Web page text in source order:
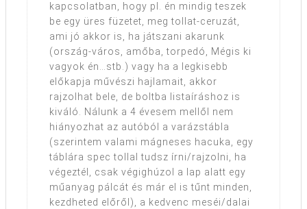
kapcsolatban, hogy pl. én mindig teszek
be egy üres füzetet, meg tollat-ceruzát,
ami jó akkor is, ha játszani akarunk
(ország-város, amőba, torpedó, Mégis ki
vagyok én…stb.) vagy ha a legkisebb
előkapja művészi hajlamait, akkor
rajzolhat bele, de boltba listaíráshoz is
kiváló. Nálunk a 4 évesem mellől nem
hiányozhat az autóból a varázstábla
(szerintem valami mágneses hacuka, egy
táblára spec tollal tudsz írni/rajzolni, ha
végeztél, csak végighúzol a lap alatt egy
műanyag pálcát és már el is tűnt minden,
kezdheted előről), a kedvenc meséi/dalai